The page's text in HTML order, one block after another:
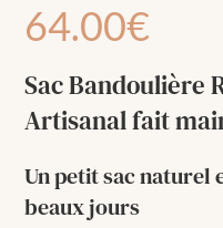
64.00€
Sac Bandoulière
Artisanal fait
Un petit sac naturel
beaux jours